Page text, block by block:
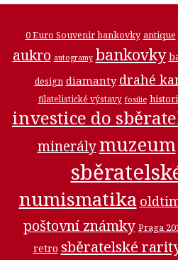
0 Euro Souvenir bankovky antique
aukro autogramy bankovky
design diamanty drahé
filatelistické výstavy fosilie
investice do
minerálymuzeum
numismatika
poštovní známky Praga
retro sběratelské